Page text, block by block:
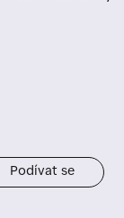
Podívat se